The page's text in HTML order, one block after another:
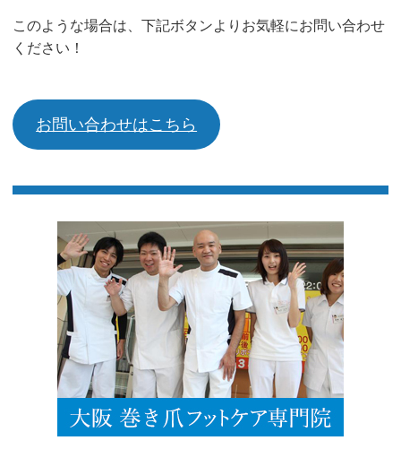
このような場合は、下記ボタンよりお気軽にお問い合わせ
ください！
お問い合わせはこちら